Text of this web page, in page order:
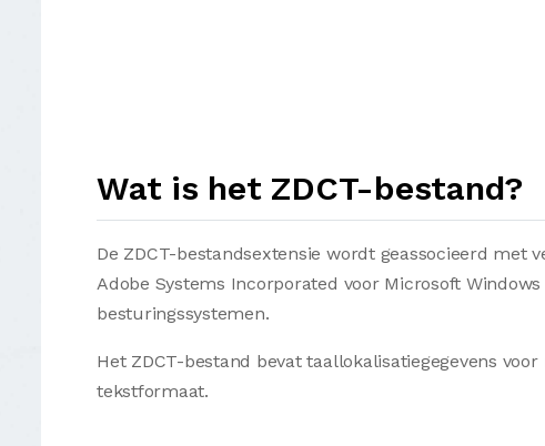
Wat is het ZDCT-bestand?
De ZDCT-bestandsextensie wordt geassocieerd
Adobe Systems Incorporated voor Microsoft Windows
besturingssystemen.
Het ZDCT-bestand bevat taallokalisatiegegevens
tekstformaat.